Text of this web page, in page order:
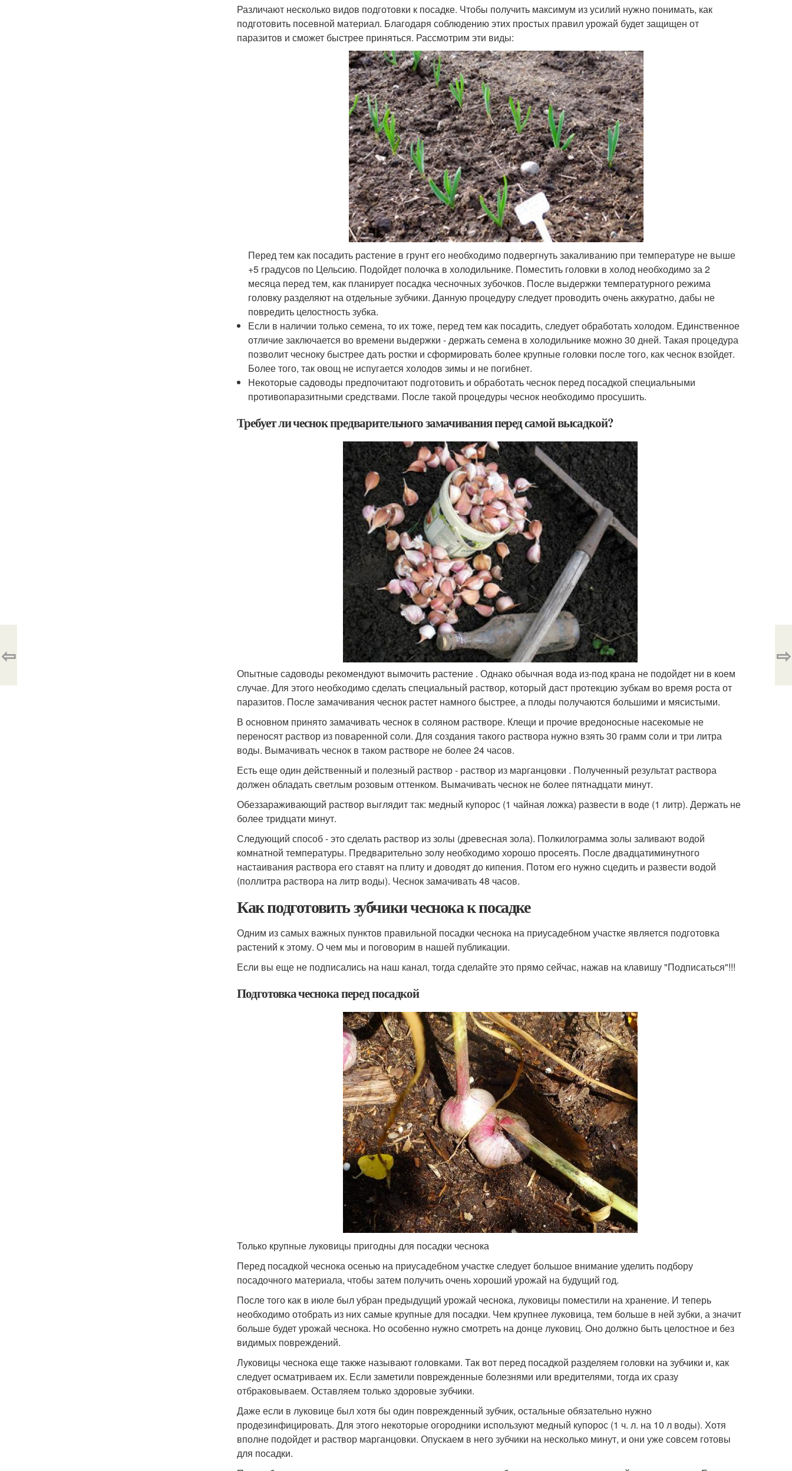
Различают несколько видов подготовки к посадке. Чтобы получить максимум из усилий нужно понимать, как
подготовить посевной материал. Благодаря соблюдению этих простых правил урожай будет защищен от
паразитов и сможет быстрее приняться. Рассмотрим эти виды:
Перед тем как посадить растение в грунт его необходимо подвергнуть закаливанию при температуре не выше
+5 градусов по Цельсию. Подойдет полочка в холодильнике. Поместить головки в холод необходимо за 2
месяца перед тем, как планирует посадка чесночных зубочков. После выдержки температурного режима
головку разделяют на отдельные зубчики. Данную процедуру следует проводить очень аккуратно, дабы не
повредить целостность зубка.
Если в наличии только семена, то их тоже, перед тем как посадить, следует обработать холодом. Единственное
отличие заключается во времени выдержки - держать семена в холодильнике можно 30 дней. Такая процедура
позволит чесноку быстрее дать ростки и сформировать более крупные головки после того, как чеснок взойдет.
Более того, так овощ не испугается холодов зимы и не погибнет.
Некоторые садоводы предпочитают подготовить и обработать чеснок перед посадкой специальными
противопаразитными средствами. После такой процедуры чеснок необходимо просушить.
Требует ли чеснок предварительного замачивания перед самой высадкой?
Опытные садоводы рекомендуют вымочить растение . Однако обычная вода из-под крана не подойдет ни в коем
случае. Для этого необходимо сделать специальный раствор, который даст протекцию зубкам во время роста от
паразитов. После замачивания чеснок растет намного быстрее, а плоды получаются большими и мясистыми.
В основном принято замачивать чеснок в соляном растворе. Клещи и прочие вредоносные насекомые не
переносят раствор из поваренной соли. Для создания такого раствора нужно взять 30 грамм соли и три литра
воды. Вымачивать чеснок в таком растворе не более 24 часов.
Есть еще один действенный и полезный раствор - раствор из марганцовки . Полученный результат раствора
должен обладать светлым розовым оттенком. Вымачивать чеснок не более пятнадцати минут.
Обеззараживающий раствор выглядит так: медный купорос (1 чайная ложка) развести в воде (1 литр). Держать не
более тридцати минут.
Следующий способ - это сделать раствор из золы (древесная зола). Полкилограмма золы заливают водой
комнатной температуры. Предварительно золу необходимо хорошо просеять. После двадцатиминутного
настаивания раствора его ставят на плиту и доводят до кипения. Потом его нужно сцедить и развести водой
(поллитра раствора на литр воды). Чеснок замачивать 48 часов.
Как подготовить зубчики чеснока к посадке
Одним из самых важных пунктов правильной посадки чеснока на приусадебном участке является подготовка
растений к этому. О чем мы и поговорим в нашей публикации.
Если вы еще не подписались на наш канал, тогда сделайте это прямо сейчас, нажав на клавишу "Подписаться"!!!
Подготовка чеснока перед посадкой
Только крупные луковицы пригодны для посадки чеснока
Перед посадкой чеснока осенью на приусадебном участке следует большое внимание уделить подбору
посадочного материала, чтобы затем получить очень хороший урожай на будущий год.
После того как в июле был убран предыдущий урожай чеснока, луковицы поместили на хранение. И теперь
необходимо отобрать из них самые крупные для посадки. Чем крупнее луковица, тем больше в ней зубки, а значит
больше будет урожай чеснока. Но особенно нужно смотреть на донце луковиц. Оно должно быть целостное и без
видимых повреждений.
Луковицы чеснока еще также называют головками. Так вот перед посадкой разделяем головки на зубчики и, как
следует осматриваем их. Если заметили поврежденные болезнями или вредителями, тогда их сразу
отбраковываем. Оставляем только здоровые зубчики.
Даже если в луковице был хотя бы один поврежденный зубчик, остальные обязательно нужно
продезинфицировать. Для этого некоторые огородники используют медный купорос (1 ч. л. на 10 л воды). Хотя
вполне подойдет и раствор марганцовки. Опускаем в него зубчики на несколько минут, и они уже совсем готовы
для посадки.
⇦ ⇨